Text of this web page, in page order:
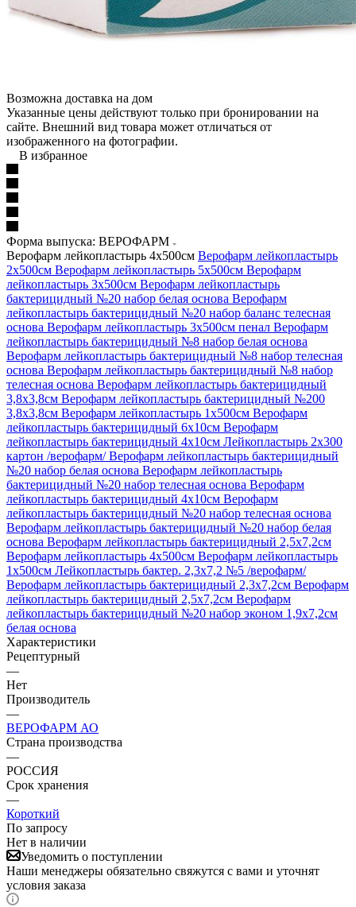
Возможна доставка на дом
Указанные цены действуют только при бронировании на
сайте. Внешний вид товара может отличаться от
изображенного на фотографии.
В избранное
Форма выпуска: ВЕРОФАРМ
Верофарм лейкопластырь 4х500см Верофарм лейкопластырь
2х500см Верофарм лейкопластырь 5х500см Верофарм
лейкопластырь 3х500см Верофарм лейкопластырь
бактерицидный №20 набор белая основа Верофарм
лейкопластырь бактерицидный №20 набор баланс телесная
основа Верофарм лейкопластырь 3х500см пенал Верофарм
лейкопластырь бактерицидный №8 набор белая основа
Верофарм лейкопластырь бактерицидный №8 набор телесная
основа Верофарм лейкопластырь бактерицидный №8 набор
телесная основа Верофарм лейкопластырь бактерицидный
3,8х3,8см Верофарм лейкопластырь бактерицидный №200
3,8х3,8см Верофарм лейкопластырь 1х500см Верофарм
лейкопластырь бактерицидный 6x10см Верофарм
лейкопластырь бактерицидный 4х10см Лейкопластырь 2х300
картон /верофарм/ Верофарм лейкопластырь бактерицидный
№20 набор белая основа Верофарм лейкопластырь
бактерицидный №20 набор телесная основа Верофарм
лейкопластырь бактерицидный 4х10см Верофарм
лейкопластырь бактерицидный №20 набор телесная основа
Верофарм лейкопластырь бактерицидный №20 набор белая
основа Верофарм лейкопластырь бактерицидный 2,5х7,2см
Верофарм лейкопластырь 4х500см Верофарм лейкопластырь
1х500см Лейкопластырь бактер. 2,3х7,2 №5 /верофарм/
Верофарм лейкопластырь бактерицидный 2,3х7,2см Верофарм
лейкопластырь бактерицидный 2,5х7,2см Верофарм
лейкопластырь бактерицидный №20 набор эконом 1,9х7,2см
белая основа
Характеристики
Рецептурный
—
Нет
Производитель
—
ВЕРОФАРМ АО
Страна производства
—
РОССИЯ
Срок хранения
—
Короткий
По запросу
Нет в наличии
Уведомить о поступлении
Наши менеджеры обязательно свяжутся с вами и уточнят
условия заказа